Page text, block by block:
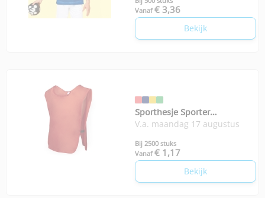
Vanaf € 3,36
Bekijk
Sporthesje Sporter
volwassenen
V.a. maandag 17 augustus
Bij 2500 stuks
Vanaf € 1,17
Bekijk